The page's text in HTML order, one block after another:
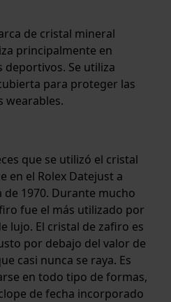
de cristal mineral
principalmente en
deportivos. Se utiliza
para proteger las
wearables.
que se utilizó el cristal
en el Rolex Datejust a
1970. Durante mucho
fue el más utilizado por
lujo. El cristal de zafiro es
por debajo del valor de
casi nunca se raya. Es
en todo tipo de formas,
de fecha incorporado